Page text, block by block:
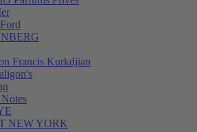
Francis Kurkdjian
NEW YORK